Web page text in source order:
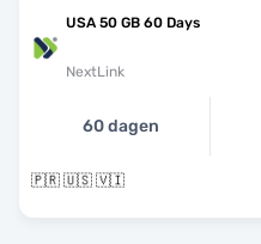
USA 50 GB 60 Days
NextLink
60 dagen
🇵🇷 🇺🇸 🇻🇮